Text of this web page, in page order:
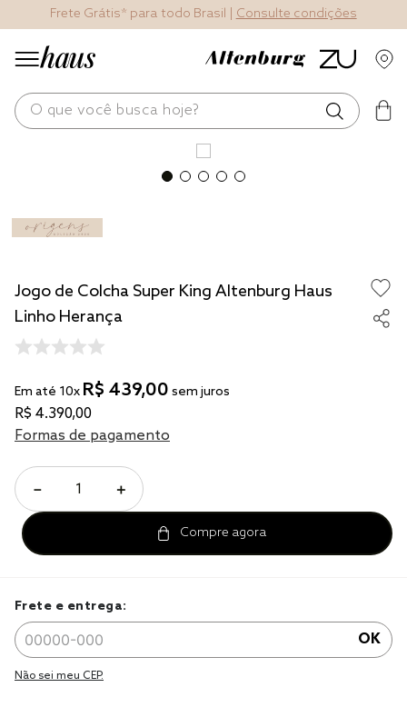
Frete Grátis* para todo Brasil | Consulte condições
O que você busca hoje?
Jogo de Colcha Super King Altenburg Haus
Linho Herança
Em até 10x R$ 439,00 sem juros
R$ 4.390,00
Formas de pagamento
＋
－
Frete e entrega:
OK
Não sei meu CEP.
edredom
jogos cama
solteiro king
cobre leito
jogo cama casal